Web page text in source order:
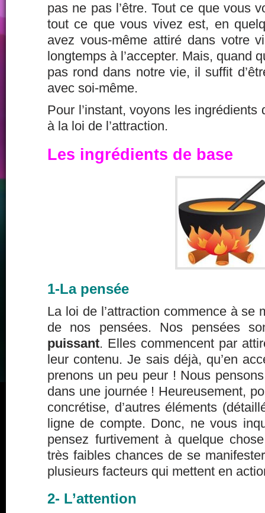
pas ne pas l’être. Tout ce que vous
tout ce que vous vivez est, en
avez vous-même attiré dans votre
longtemps à l’accepter. Mais, quand
pas rond dans notre vie, il suffit
avec soi-même.
Pour l’instant, voyons les
à la loi de l’attraction.
Les ingrédients de base
1-La pensée
La loi de l’attraction commence à se
de nos pensées. Nos pensées
puissant. Elles commencent par
leur contenu. Je sais déjà, qu’en
prenons un peu peur ! Nous
dans une journée ! Heureusement,
concrétise, d’autres éléments
ligne de compte. Donc, ne vous
pensez furtivement à quelque
très faibles chances de se
plusieurs facteurs qui mettent en
2- L’attention